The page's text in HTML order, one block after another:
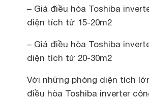
– Giá điều hòa Toshiba
diện tích từ 15-20m2
– Giá điều hòa Toshiba
diện tích từ 20-30m2
Với những phòng diện tích
điều hòa Toshiba inverter